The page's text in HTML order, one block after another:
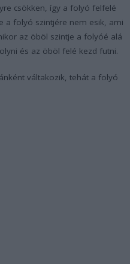
csökken, így a folyó felfelé
a folyó szintjére nem esik, ami
az öböl szintje a folyóé alá
és az öböl felé kezd futni.
váltakozik, tehát a folyó